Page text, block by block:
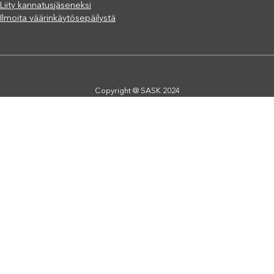
Liity kannatusjäseneksi
Ilmoita väärinkäytösepäilystä
Copyright @ SASK 2024